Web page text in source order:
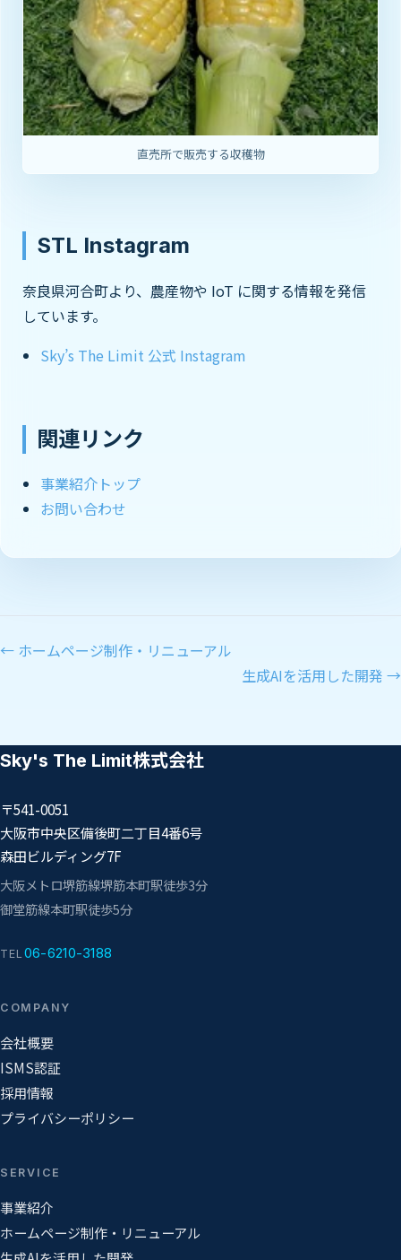
直売所で販売する収穫物
STL Instagram
奈良県河合町より、農産物や IoT に関する情報を発信
しています。
Sky’s The Limit 公式 Instagram
関連リンク
事業紹介トップ
お問い合わせ
← ホームページ制作・リニューアル
生成AIを活用した開発 →
Sky's The Limit株式会社
〒541-0051
大阪市中央区備後町二丁目4番6号
森田ビルディング7F
大阪メトロ堺筋線堺筋本町駅徒歩3分
御堂筋線本町駅徒歩5分
TEL 06-6210-3188
COMPANY
会社概要
ISMS認証
採用情報
プライバシーポリシー
SERVICE
事業紹介
ホームページ制作・リニューアル